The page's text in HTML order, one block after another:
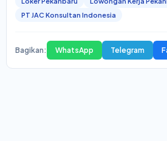
PT JAC Konsultan Indonesia
Bagikan: WhatsApp Telegram